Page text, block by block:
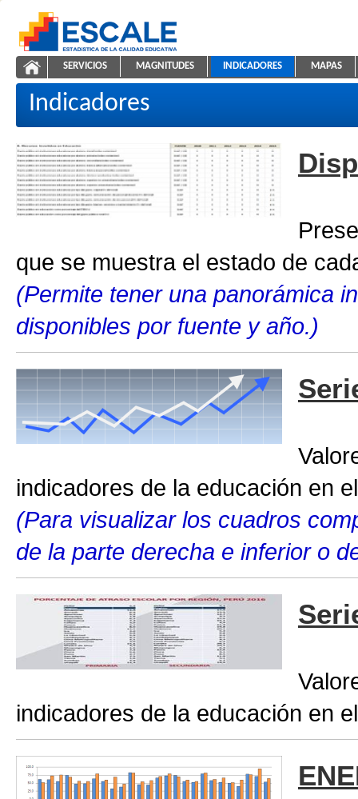
ESCALE - Unidad de Estadística Educativa
Indicadores educativos
NAVEGACIÓN
SERVICIOS MAGNITUDES INDICADORES MAPAS
Indicadores
que se muestra el estado de
(Permite tener una panorámica
disponibles por fuente y año.)
indicadores de la educación en
(Para visualizar los cuadros
de la parte derecha e inferior o
indicadores de la educación en